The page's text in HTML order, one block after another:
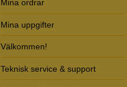
Mina ordrar
Mina uppgifter
Välkommen!
Teknisk service & support